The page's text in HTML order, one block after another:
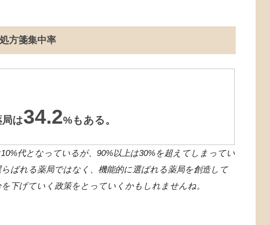
方箋集中率
は34.2%もある。
代となっているが、90%以上は30%を超えてしまってい
ばれる薬局ではなく、機能的に選ばれる薬局を創造して
下げていく政策をとっていくかもしれませんね。